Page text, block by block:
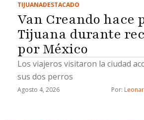
TIJUANADESTACADO
Van Creando hace
Tijuana durante
por México
Los viajeros visitaron la ciudad
sus dos perros
Agosto 4, 2026 Por: